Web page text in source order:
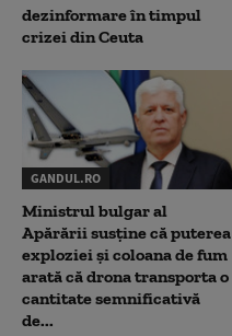
dezinformare în timpul
crizei din Ceuta
GANDUL.RO
Ministrul bulgar al
Apărării susține că puterea
exploziei și coloana de fum
arată că drona transporta o
cantitate semnificativă
de...